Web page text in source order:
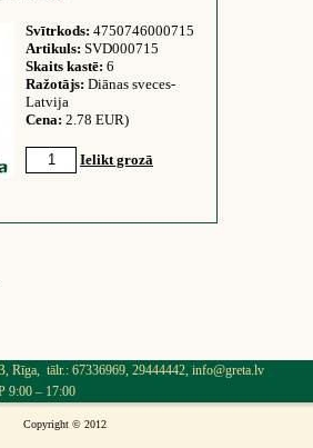
Svītrkods: 4750746000715
Artikuls: SVD000715
Skaits kastē: 6
Ražotājs: Diānas sveces-
Latvija
Cena: 2.78 EUR)
Ielikt grozā
Rīga, tālr.: 67336969, 29444442, info@greta.lv
– 17:00
Copyright © 2012